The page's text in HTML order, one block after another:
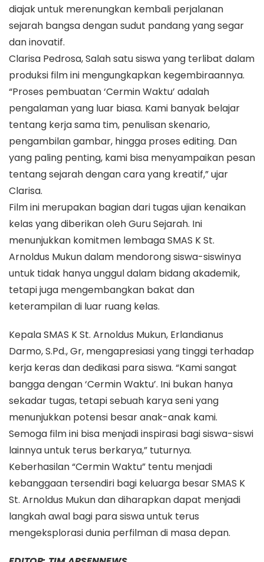
diajak untuk merenungkan kembali perjalanan
sejarah bangsa dengan sudut pandang yang segar
dan inovatif.
Clarisa Pedrosa, Salah satu siswa yang terlibat dalam
produksi film ini mengungkapkan kegembiraannya.
“Proses pembuatan ‘Cermin Waktu’ adalah
pengalaman yang luar biasa. Kami banyak belajar
tentang kerja sama tim, penulisan skenario,
pengambilan gambar, hingga proses editing. Dan
yang paling penting, kami bisa menyampaikan pesan
tentang sejarah dengan cara yang kreatif,” ujar
Clarisa.
Film ini merupakan bagian dari tugas ujian kenaikan
kelas yang diberikan oleh Guru Sejarah. Ini
menunjukkan komitmen lembaga SMAS K St.
Arnoldus Mukun dalam mendorong siswa-siswinya
untuk tidak hanya unggul dalam bidang akademik,
tetapi juga mengembangkan bakat dan
keterampilan di luar ruang kelas.
Kepala SMAS K St. Arnoldus Mukun, Erlandianus
Darmo, S.Pd., Gr, mengapresiasi yang tinggi terhadap
kerja keras dan dedikasi para siswa. “Kami sangat
bangga dengan ‘Cermin Waktu’. Ini bukan hanya
sekadar tugas, tetapi sebuah karya seni yang
menunjukkan potensi besar anak-anak kami.
Semoga film ini bisa menjadi inspirasi bagi siswa-siswi
lainnya untuk terus berkarya,” tuturnya.
Keberhasilan “Cermin Waktu” tentu menjadi
kebanggaan tersendiri bagi keluarga besar SMAS K
St. Arnoldus Mukun dan diharapkan dapat menjadi
langkah awal bagi para siswa untuk terus
mengeksplorasi dunia perfilman di masa depan.